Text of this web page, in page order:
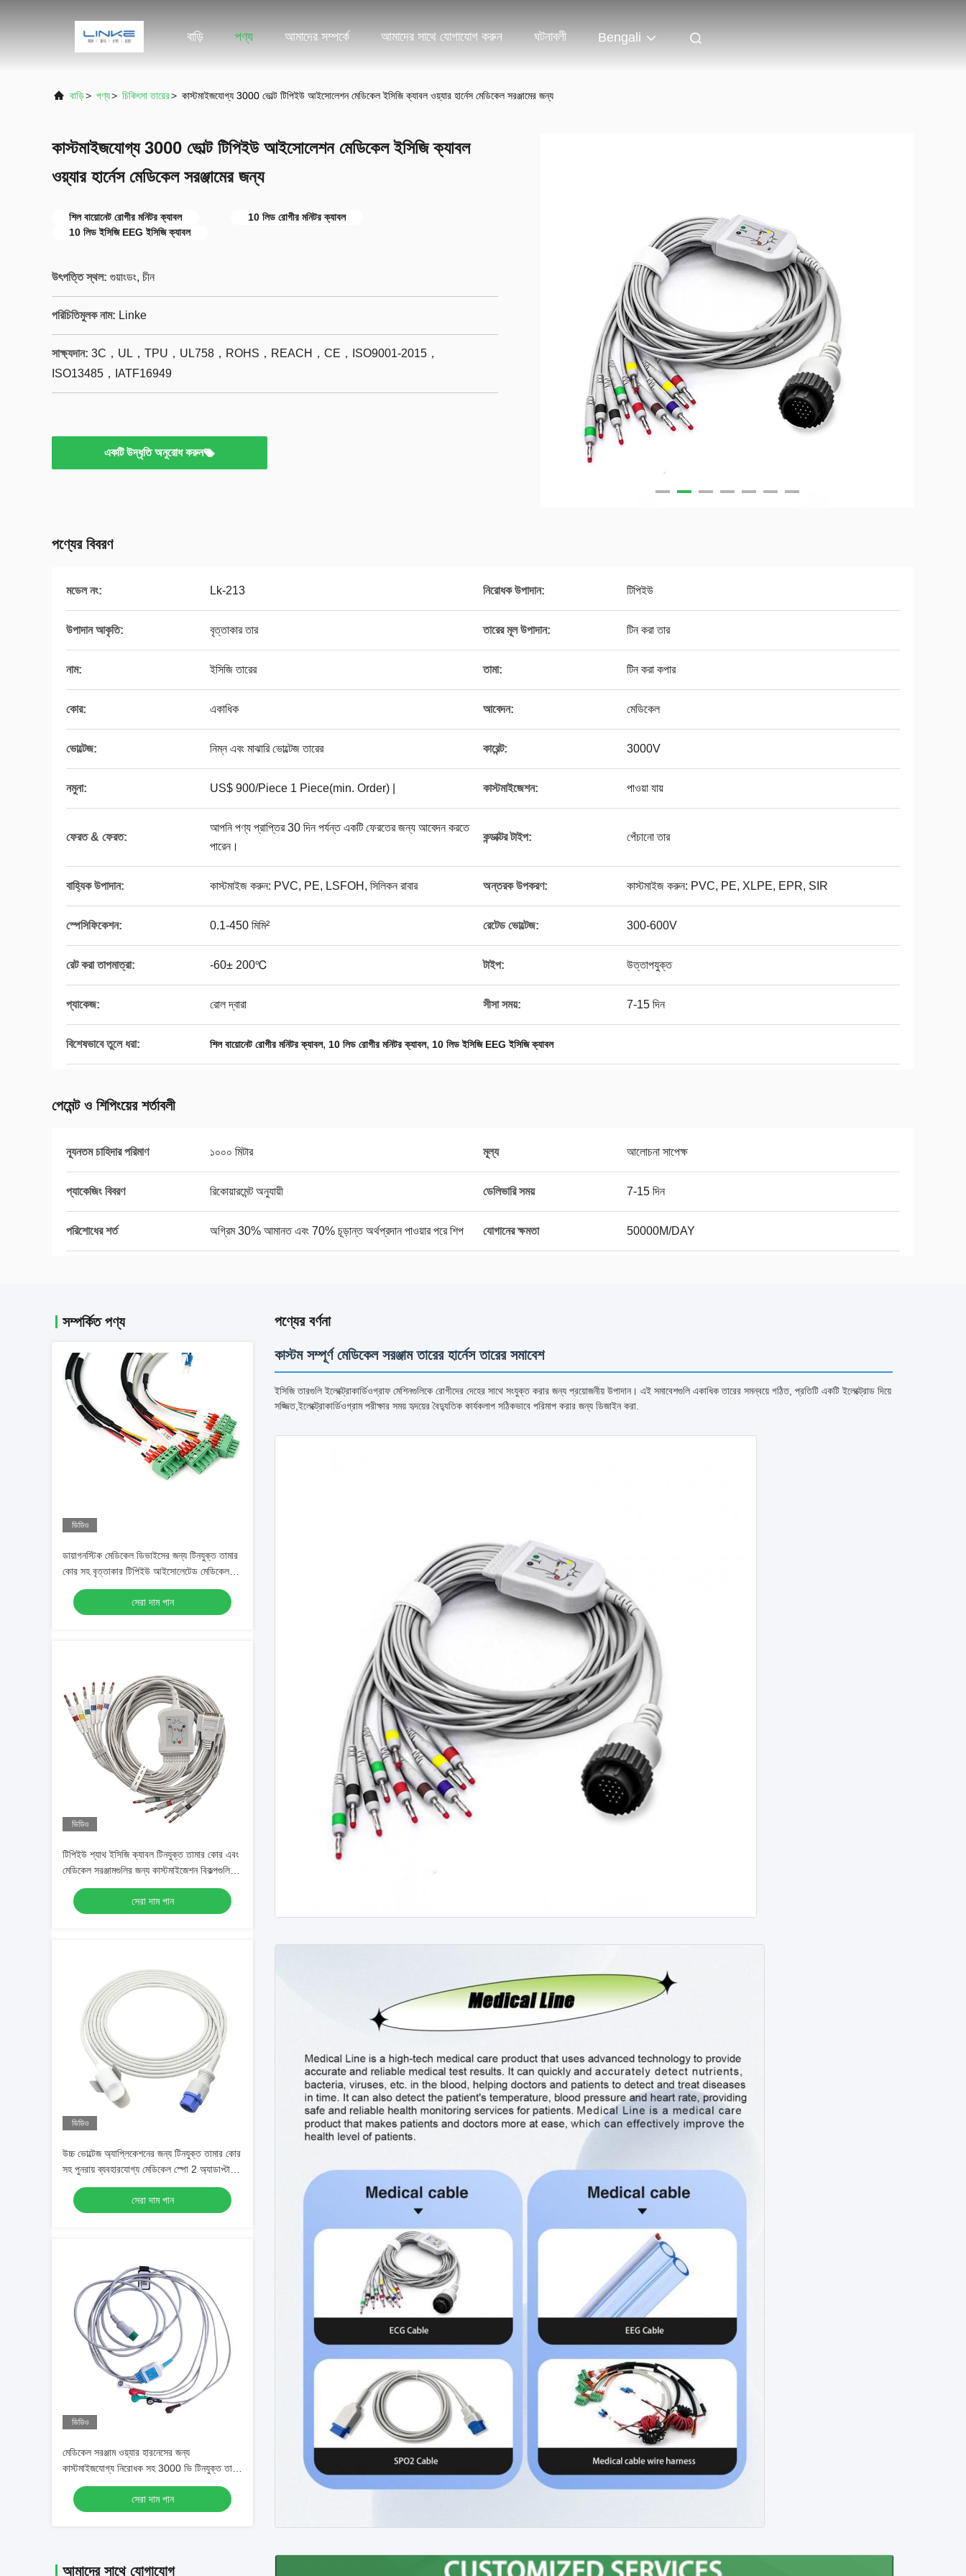
বাড়ি পণ্য আমাদের সম্পর্কে আমাদের সাথে যোগাযোগ করুন ঘটনাবলী Bengali
বাড়ি> পণ্য> চিকিৎসা তারের> কাস্টমাইজযোগ্য 3000 ভোল্ট টিপিইউ আইসোলেশন মেডিকেল ইসিজি ক্যাবল ওয়্যার হার্নেস মেডিকেল সরঞ্জামের জন্য
কাস্টমাইজযোগ্য 3000 ভোল্ট টিপিইউ আইসোলেশন মেডিকেল ইসিজি ক্যাবল
ওয়্যার হার্নেস মেডিকেল সরঞ্জামের জন্য
শিল বায়োনেট রোগীর মনিটর ক্যাবল
10 লিড রোগীর মনিটর ক্যাবল
10 লিড ইসিজি EEG ইসিজি ক্যাবল
উৎপত্তি স্থল: গুয়াংডং, চীন
পরিচিতিমুলক নাম: Linke
সাক্ষ্যদান: 3C，UL，TPU，UL758，ROHS，REACH，CE，ISO9001-2015，
ISO13485，IATF16949
একটি উদ্ধৃতি অনুরোধ করুন
পণ্যের বিবরণ
মডেল নং: Lk-213 নিরোধক উপাদান: টিপিইউ
উপাদান আকৃতি: বৃত্তাকার তার তারের মূল উপাদান: টিন করা তার
নাম: ইসিজি তারের তামা: টিন করা কপার
কোর: একাধিক আবেদন: মেডিকেল
ভোল্টেজ: নিম্ন এবং মাঝারি ভোল্টেজ তারের কারেন্ট: 3000V
নমুনা: US$ 900/Piece 1 Piece(min. Order) | কাস্টমাইজেশন: পাওয়া যায়
ফেরত & ফেরত:
আপনি পণ্য প্রাপ্তির 30 দিন পর্যন্ত একটি ফেরতের জন্য আবেদন করতে
পারেন।
কন্ডাক্টর টাইপ: পেঁচানো তার
বাহ্যিক উপাদান: কাস্টমাইজ করুন: PVC, PE, LSFOH, সিলিকন রাবার অন্তরক উপকরণ: কাস্টমাইজ করুন: PVC, PE, XLPE, EPR, SIR
স্পেসিফিকেশন: 0.1-450 মিমি² রেটেড ভোল্টেজ: 300-600V
রেট করা তাপমাত্রা: -60± 200℃ টাইপ: উত্তাপযুক্ত
প্যাকেজ: রোল দ্বারা সীসা সময়: 7-15 দিন
বিশেষভাবে তুলে ধরা: শিল বায়োনেট রোগীর মনিটর ক্যাবল, 10 লিড রোগীর মনিটর ক্যাবল, 10 লিড ইসিজি EEG ইসিজি ক্যাবল
পেমেন্ট ও শিপিংয়ের শর্তাবলী
ন্যূনতম চাহিদার পরিমাণ ১০০০ মিটার মূল্য আলোচনা সাপেক্ষ
প্যাকেজিং বিবরণ রিকোয়ারমেন্ট অনুযায়ী ডেলিভারি সময় 7-15 দিন
পরিশোধের শর্ত অগ্রিম 30% আমানত এবং 70% চূড়ান্ত অর্থপ্রদান পাওয়ার পরে শিপ যোগানের ক্ষমতা 50000M/DAY
সম্পর্কিত পণ্য
ভিডিও
ডায়াগনস্টিক মেডিকেল ডিভাইসের জন্য টিনযুক্ত তামার
কোর সহ বৃত্তাকার টিপিইউ আইসোলেটেড মেডিকেল
তারের তারের হার্নেস কাস্টমাইজযোগ্য ওএম
সেরা দাম পান
ভিডিও
টিপিইউ শ্যাথ ইসিজি ক্যাবল টিনযুক্ত তামার কোর এবং
মেডিকেল সরঞ্জামগুলির জন্য কাস্টমাইজেশন বিকল্পগুলির
সেরা দাম পান
ভিডিও
উচ্চ ভোল্টেজ অ্যাপ্লিকেশনের জন্য টিনযুক্ত তামার কোর
সহ পুনরায় ব্যবহারযোগ্য মেডিকেল স্পো 2 অ্যাডাপ্টার
ক্যাবল
সেরা দাম পান
ভিডিও
মেডিকেল সরঞ্জাম ওয়্যার হারনেসের জন্য
কাস্টমাইজযোগ্য নিরোধক সহ 3000 ভি টিনযুক্ত তামা
ইসিজি তারের
সেরা দাম পান
আমাদের সাথে যোগাযোগ
পণ্যের বর্ণনা
কাস্টম সম্পূর্ণ মেডিকেল সরঞ্জাম তারের হার্নেস তারের সমাবেশ
ইসিজি তারগুলি ইলেক্ট্রোকার্ডিওগ্রাফ মেশিনগুলিকে রোগীদের দেহের সাথে সংযুক্ত করার জন্য প্রয়োজনীয় উপাদান। এই সমাবেশগুলি একাধিক তারের সমন্বয়ে গঠিত, প্রতিটি একটি ইলেক্ট্রোড দিয়ে
সজ্জিত,ইলেক্ট্রোকার্ডিওগ্রাম পরীক্ষার সময় হৃদয়ের বৈদ্যুতিক কার্যকলাপ সঠিকভাবে পরিমাপ করার জন্য ডিজাইন করা.